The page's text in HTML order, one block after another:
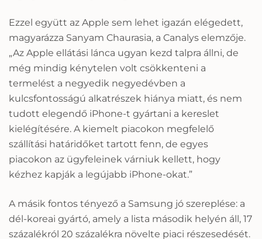
Ezzel együtt az Apple sem lehet igazán elégedett,
magyarázza Sanyam Chaurasia, a Canalys elemzője.
„Az Apple ellátási lánca ugyan kezd talpra állni, de
még mindig kénytelen volt csökkenteni a
termelést a negyedik negyedévben a
kulcsfontosságú alkatrészek hiánya miatt, és nem
tudott elegendő iPhone-t gyártani a kereslet
kielégítésére. A kiemelt piacokon megfelelő
szállítási határidőket tartott fenn, de egyes
piacokon az ügyfeleinek várniuk kellett, hogy
kézhez kapják a legújabb iPhone-okat.”
A másik fontos tényező a Samsung jó szereplése: a
dél-koreai gyártó, amely a lista második helyén áll, 17
százalékról 20 százalékra növelte piaci részesedését.